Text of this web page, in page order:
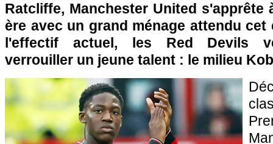
Ratcliffe, Manchester United s'apprête
ère avec un grand ménage attendu cet
l'effectif actuel, les Red Devils
verrouiller un jeune talent : le milieu